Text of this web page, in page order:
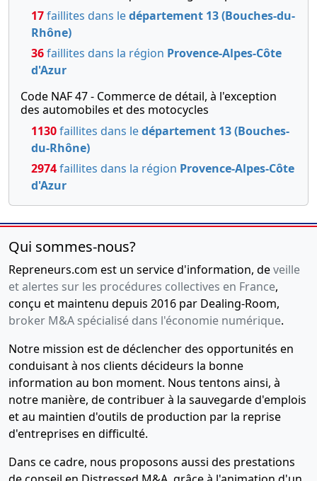
cessonnaire , Entre M
Lionel cessionnaire ,
Statuts mis à jour,
d'assemblée générale
Entre Mme ARRAGON CARLE
BURRASCHI Jean-Pierre
cedant et M BURRASCHI
Changement(s) de gérant(s)
31-01-2011
Acte modificatif, Procès-
verbal d'assemblée
Statuts mis à jour
ENTRE M. JL CARAVAGNA ET
M. JP BURRASCHI , ENTRE
M.J. SAUTEYRON ET M. JP
BURRASCHU , ENTRE M. D.
KRIKIRIAN ET M. JP
ARRAGON CARLE ET M. JP
BURRASCHI , Changement(s)
17faillites dans ledépartement 13 (Bouches-du-
Rhône)
36faillites dans la région Provence-Alpes-Côte
d'Azur
Code NAF 47 - Commerce de détail, à l'exception
des automobiles et des motocycles
1130faillites dans ledépartement 13 (Bouches-
du-Rhône)
2974faillites dans la région Provence-Alpes-Côte
d'Azur
Qui sommes-nous?
Repreneurs.com est un service d'information, deveille
et alertes sur les procédures collectives en France,
conçu et maintenu depuis 2016 par Dealing-Room,
broker M&A spécialisé dans l'économie numérique.
Notre mission est de déclencher des opportunités en
conduisant à nos clients décideurs la bonne
information au bon moment. Nous tentons ainsi, à
notre manière, de contribuer à la sauvegarde d'emplois
et au maintien d'outils de production par la reprise
d'entreprises en difficulté.
Dans ce cadre, nous proposons aussi des prestations